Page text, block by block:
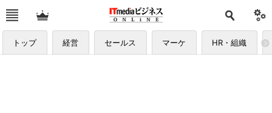
トップ 経営 セールス マーケ HR・組織